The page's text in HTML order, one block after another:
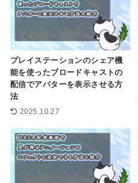
プレイステーションのシェア機
能を使ったブロードキャストの
配信でアバターを表示させる方
法
2025.10.27